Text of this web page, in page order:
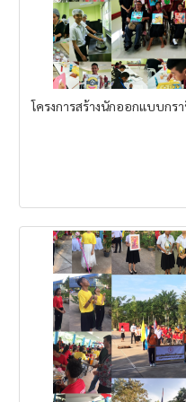
โครงการสร้างนักออกแบบกร